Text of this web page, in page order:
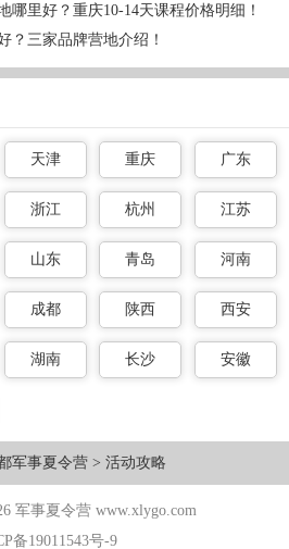
哪里好？重庆10-14天课程价格明细！
？三家品牌营地介绍！
天津 重庆 广东
浙江 杭州 江苏
山东 青岛 河南
成都 陕西 西安
湖南 长沙 安徽
军事夏令营> 活动攻略
军事夏令营 www.xlygo.com
备19011543号-9